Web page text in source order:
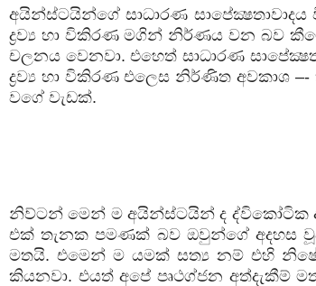
අයින්ස්ටයින්ගේ සාධාරණ
ද්‍රව්‍ය හා විකිරණ මගින් නිර්ණය වන බව
චලනය වෙනවා. එහෙත් සාධාරණ
ද්‍රව්‍ය හා විකිරණ එලෙස නිර්ණිත අවකාශ
වගේ වැඩක්.
නිව්ටන් මෙන් ම අයින්ස්ටයින් ද ද්විකෝටික
එක් තැනක පමණක් බව ඔවුන්ගේ අදහස
මතයි. එමෙන් ම යමක් සත්‍ය නම් එහි
කියනවා. එයත් අපේ පෘථග්ජන